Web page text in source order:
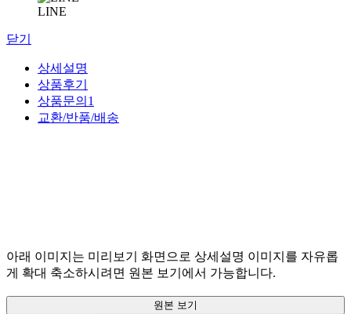
LINE
닫기
상세설명
상품후기
상품문의 1
교환/반품/배송
아래 이미지는 미리보기 화면으로 상세설명 이미지를 자유롭
게 확대 축소하시려면 원본 보기에서 가능합니다.
원본 보기